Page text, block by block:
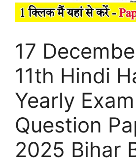
17
11th Hindi
Yearly
Question
2025 Bihar